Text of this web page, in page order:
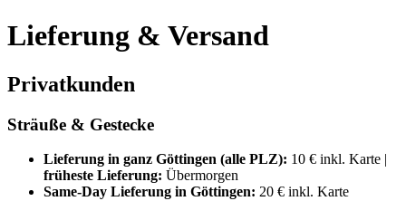
Lieferung & Versand
Privatkunden
Sträuße & Gestecke
Lieferung in ganz Göttingen (alle PLZ): 10 € inkl. Karte |
früheste Lieferung: Übermorgen
Same-Day Lieferung in Göttingen: 20 € inkl. Karte